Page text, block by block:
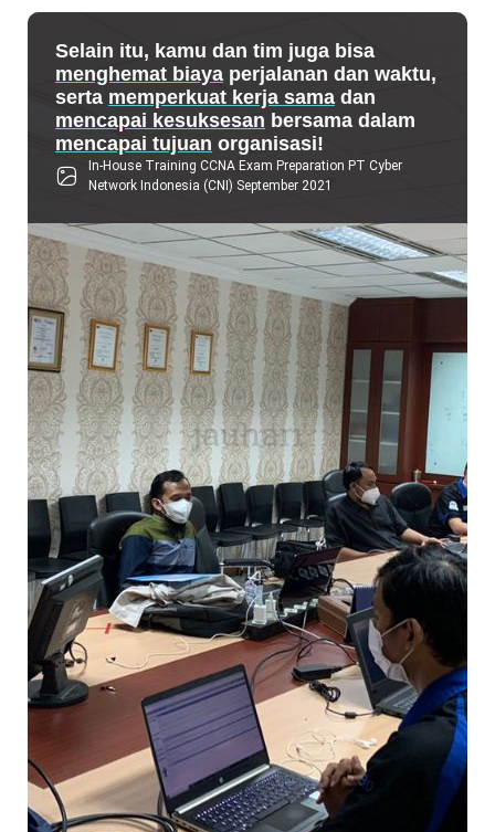
Selain itu, kamu dan tim juga bisa
menghemat biaya perjalanan dan waktu,
serta memperkuat kerja sama dan
mencapai kesuksesan bersama dalam
mencapai tujuan organisasi!
In-House Training CCNA Exam Preparation PT Cyber
Network Indonesia (CNI) September 2021